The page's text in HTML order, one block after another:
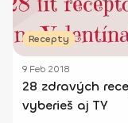
Recepty
9 Feb 2018
28 zdravých
vyberieš aj TY